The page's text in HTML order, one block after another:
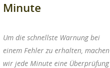
Minute
Um die schnellste Warnung bei
einem Fehler zu erhalten, machen
wir jede Minute eine Überprüfung